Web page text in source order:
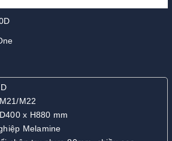
M22
x H880 mm
Melamine